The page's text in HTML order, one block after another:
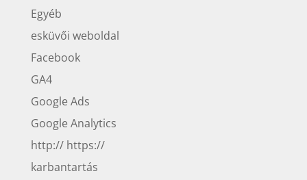
Egyéb
esküvői weboldal
Facebook
GA4
Google Ads
Google Analytics
http:// https://
karbantartás